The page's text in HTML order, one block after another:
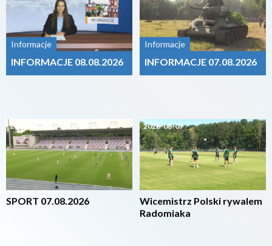
Informacje
INFORMACJE 08.08.2026
2026-08-07
SPORT 07.08.2026
Informacje
INFORMACJE 07.08.2026
2026-08-07
Wicemistrz Polski rywalem
Radomiaka